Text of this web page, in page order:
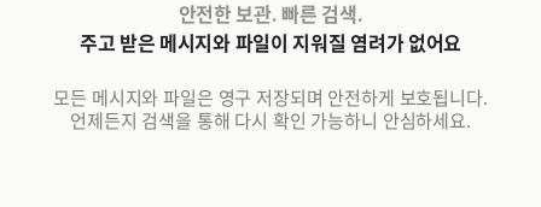
안전한 보관. 빠른 검색.
주고 받은 메시지와 파일이 지워질 염려가 없어요
모든 메시지와 파일은 영구 저장되며 안전하게 보호됩니다.
언제든지 검색을 통해 다시 확인 가능하니 안심하세요.